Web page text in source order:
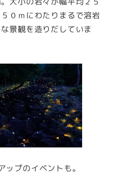
０ｍにわたりまるで溶岩
景観を造りだしていま
ップのイベントも。